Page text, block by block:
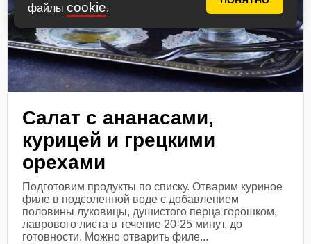
файлы cookie.
Салат с ананасами,
курицей и грецкими
орехами
Подготовим продукты по списку. Отварим куриное
филе в подсоленной воде с добавлением
половины луковицы, душистого перца горошком,
лаврового листа в течение 20-25 минут, до
готовности. Можно отварить филе...